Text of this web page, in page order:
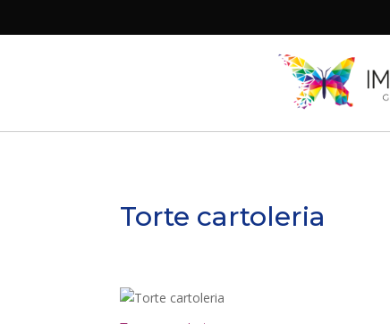
Torte cartoleria